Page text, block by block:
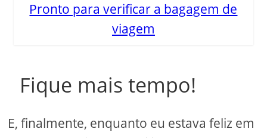
Pronto para verificar a bagagem de
viagem
Fique mais tempo!
E, finalmente, enquanto eu estava feliz em